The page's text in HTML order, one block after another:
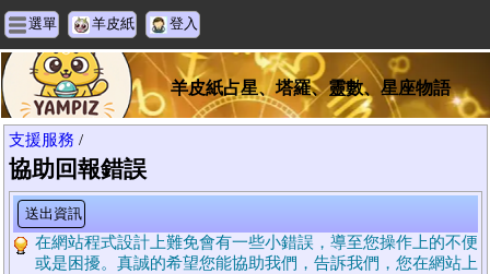
選單 羊皮紙 登入
羊皮紙占星、塔羅、靈數、星座物語
支援服務 /
協助回報錯誤
送出資訊
在網站程式設計上難免會有一些小錯誤，導至您操作上的不便
或是困擾。真誠的希望您能協助我們，告訴我們，您在網站上